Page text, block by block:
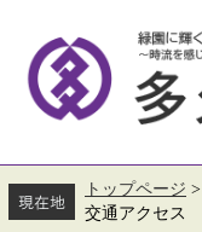
す。
し
て
トップページ >
交通アクセス